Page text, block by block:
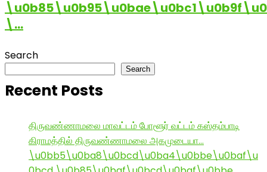
\…
Search
Search
Recent Posts
திருவண்ணாமலை மாவட்டம் போளூர் வட்டம் கஸ்தம்பாடி
கிராமத்தில் திருவண்ணாமலை அகமுடையா…
\u0bb5\u0ba8\u0bcd\u0ba4\u0bbe\u0baf\u